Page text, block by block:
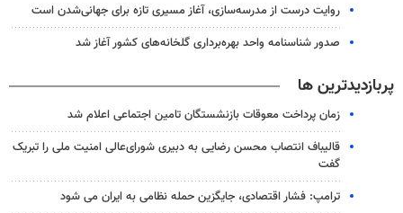
روایت درست از مدرسه‌سازی، آغاز مسیری تازه برای جهانی‌شدن است
صدور شناسنامه واحد بهره‌برداری گلخانه‌های کشور آغاز شد
پربازدیدترین ها
زمان پرداخت معوقات بازنشستگان تامین اجتماعی اعلام شد
قالیباف انتصاب محسن رضایی به دبیری شورای‌عالی امنیت ملی را تبریک
گفت
ترامپ: فشار اقتصادی، جایگزین حمله نظامی به ایران می شود